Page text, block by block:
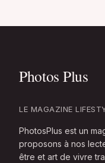
LE MAGAZINE
PhotosPlus est un
proposons à nos
être et art de vivre